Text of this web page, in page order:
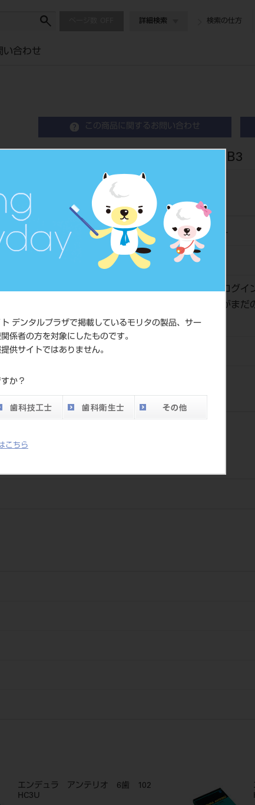
デンタルプラザで掲載しているモリタの製品、サー
係者の方を対象にしたものです。
供サイトではありません。
か？
こちら
詳細検索 検索の仕方
い合わせ
この商品に関するお問い合わせ
エンデュラ アンテリオ 6歯 B3
Resin Anterior Teeth
硬質レジン歯
品目コード 204350066HS6L
JAN/EANコード 4548162018182
価格の確認は『ログイ
ネット会員登録がまだ
い。
メーカー
ジ
エンデュラ アンテリオ 6歯 102
HC3U